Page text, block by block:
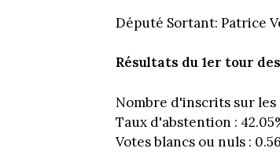
Député Sortant: Patrice
Résultats du 1er tour
Nombre d'inscrits sur les
Taux d'abstention :
Votes blancs ou nuls :